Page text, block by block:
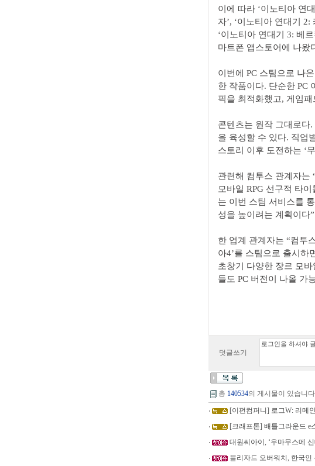
이에 따라 ‘이노티아 연
자’, ‘이노티아 연대기
‘이노티아 연대기 3: 베
마트폰 앱스토어에 나왔
이번에 PC 스팀으로 나
한 작품이다. 단순한 PC
픽을 최적화했고, 게임
콘텐츠는 원작 그대로다
을 육성할 수 있다. 직업
스토리 이후 도전하는 ‘
관련해 컴투스 관계자는
모바일 RPG 선구적 타
는 이번 스팀 서비스를
성을 높이려는 계획이다
한 업계 관계자는 “컴투
아4’를 스팀으로 출시하
초창기 다양한 장르 모
들도 PC 버전이 나올 가
덧글쓰기
총 140534의 게시물이 있습니
[이펀컴퍼니] 로그W: 리메
[크래프톤] 배틀그라운드 e
대원씨아이, ‘우마무스메
블리자드 오버워치, 한국인